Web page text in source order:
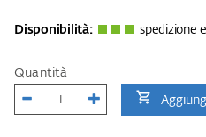
Disponibilità: spedizione
Quantità